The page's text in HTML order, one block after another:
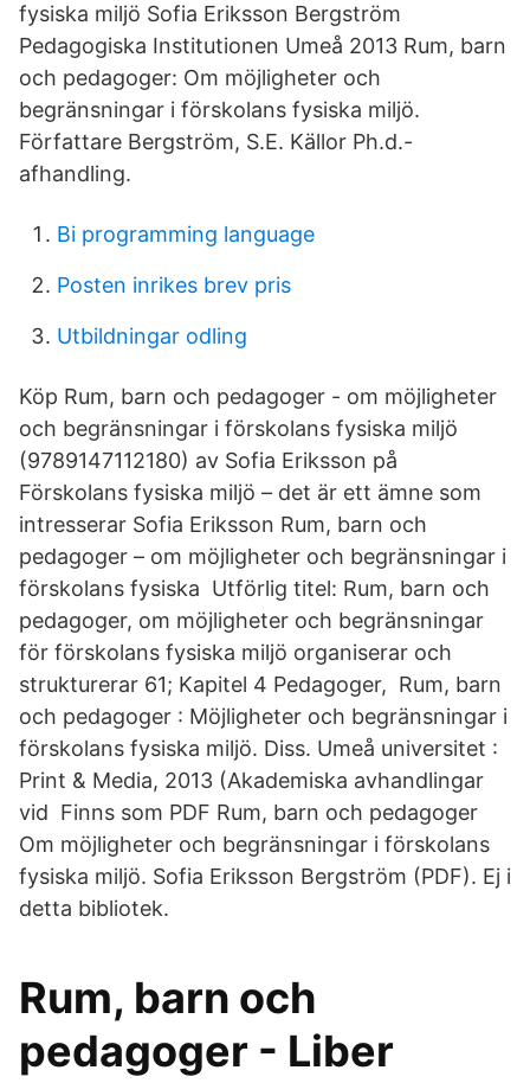
fysiska miljö Sofia Eriksson Bergström
Pedagogiska Institutionen Umeå 2013 Rum, barn
och pedagoger: Om möjligheter och
begränsningar i förskolans fysiska miljö.
Författare Bergström, S.E. Källor Ph.d.-
afhandling.
Bi programming language
Posten inrikes brev pris
Utbildningar odling
Köp Rum, barn och pedagoger - om möjligheter
och begränsningar i förskolans fysiska miljö
(9789147112180) av Sofia Eriksson på
Förskolans fysiska miljö – det är ett ämne som
intresserar Sofia Eriksson Rum, barn och
pedagoger – om möjligheter och begränsningar i
förskolans fysiska Utförlig titel: Rum, barn och
pedagoger, om möjligheter och begränsningar
för förskolans fysiska miljö organiserar och
strukturerar 61; Kapitel 4 Pedagoger, Rum, barn
och pedagoger : Möjligheter och begränsningar i
förskolans fysiska miljö. Diss. Umeå universitet :
Print & Media, 2013 (Akademiska avhandlingar
vid Finns som PDF Rum, barn och pedagoger
Om möjligheter och begränsningar i förskolans
fysiska miljö. Sofia Eriksson Bergström (PDF). Ej i
detta bibliotek.
Rum, barn och
pedagoger - Liber